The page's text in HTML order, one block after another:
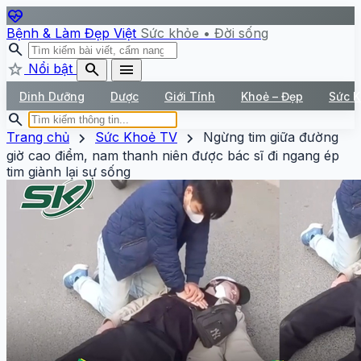
ecg_heart
Bệnh & Làm Đẹp Việt Sức khỏe • Đời sống
search
star Nổi bật search menu
Dinh Dưỡng Dược Giới Tính Khoẻ – Đẹp Sức
search
Trang chủ chevron_right Sức Khoẻ TV chevron_right
Ngừng tim giữa đường
giờ cao điểm, nam thanh niên được bác sĩ đi ngang ép
tim giành lại sự sống